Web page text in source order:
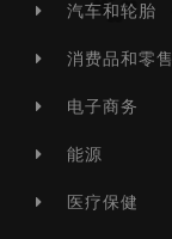
汽车和轮胎
消费品和零售
电子商务
能源
医疗保健